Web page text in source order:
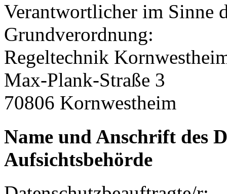
Verantwortlicher im Sinne
Grundverordnung:
Regeltechnik
Max-Plank-Straße 3
70806 Kornwestheim
Name und Anschrift des
Aufsichtsbehörde